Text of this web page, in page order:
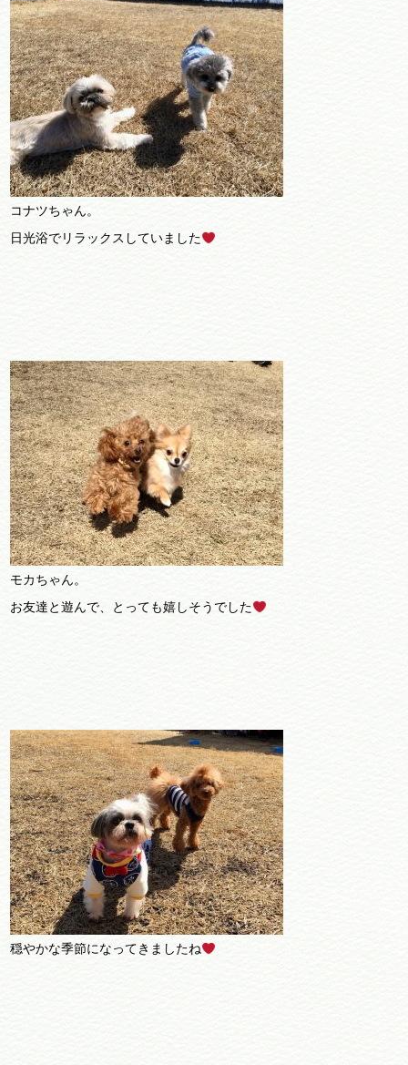
コナツちゃん。
日光浴でリラックスしていました
モカちゃん。
お友達と遊んで、とっても嬉しそうでした
穏やかな季節になってきましたね